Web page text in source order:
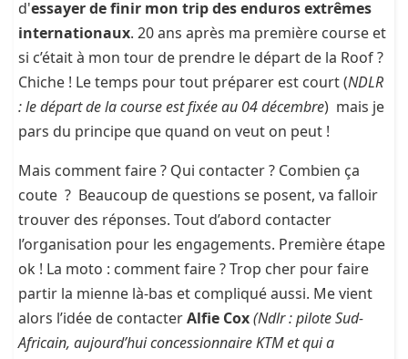
d'essayer de finir mon trip des enduros extrêmes
internationaux. 20 ans après ma première course et
si c’était à mon tour de prendre le départ de la Roof ?
Chiche ! Le temps pour tout préparer est court (NDLR
: le départ de la course est fixée au 04 décembre) mais je
pars du principe que quand on veut on peut !
Mais comment faire ? Qui contacter ? Combien ça
coute ? Beaucoup de questions se posent, va falloir
trouver des réponses. Tout d’abord contacter
l’organisation pour les engagements. Première étape
ok ! La moto : comment faire ? Trop cher pour faire
partir la mienne là-bas et compliqué aussi. Me vient
alors l’idée de contacterAlfie Cox(Ndlr : pilote Sud-
Africain, aujourd’hui concessionnaire KTM et qui a